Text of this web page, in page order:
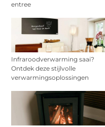
entree
Infraroodverwarming saai?
Ontdek deze stijlvolle
verwarmingsoplossingen